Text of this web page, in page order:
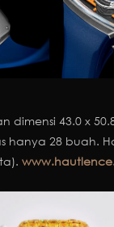
dimensi 43.0 x
hanya 28 buah.